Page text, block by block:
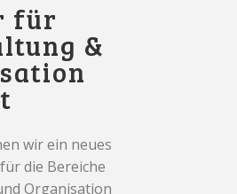
für
&
wir ein neues
die Bereiche
Organisation